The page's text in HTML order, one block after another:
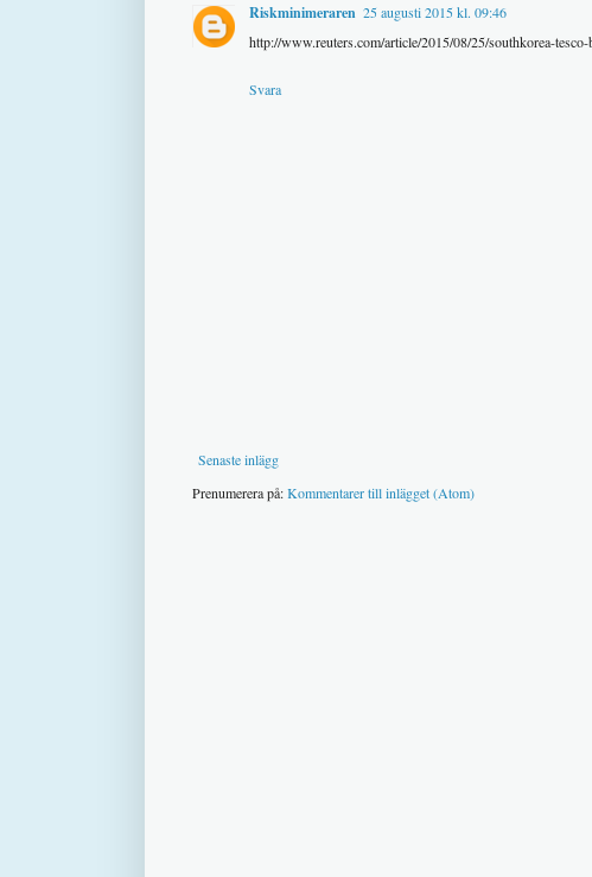
Riskminimeraren 25 augusti 2015 kl. 09:46
http://www.reuters.com/article/2015/08/25/southkorea-
Svara
Senaste inlägg
Prenumerera på:Kommentarer till inlägget (Atom)